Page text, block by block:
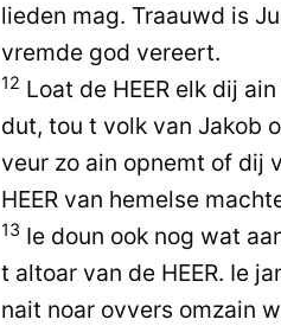
lieden mag. Traauwd is
vremde god vereert.
12 Loat de HEER elk dij
dut, tou t volk van Jakob
veur zo ain opnemt of dij
HEER van hemelse
13 Ie doun ook nog wat
t altoar van de HEER. Ie
nait noar ovvers omzain